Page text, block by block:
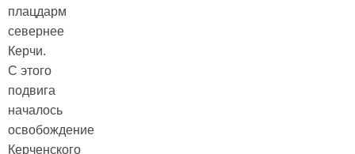
плацдарм
севернее
Керчи.
С этого
подвига
началось
освобождение
Керченского